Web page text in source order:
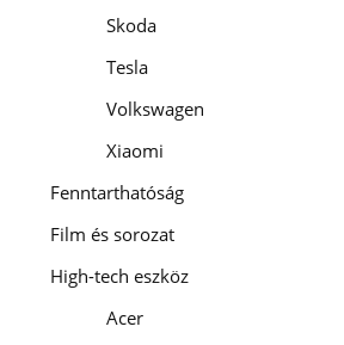
Skoda
Tesla
Volkswagen
Xiaomi
Fenntarthatóság
Film és sorozat
High-tech eszköz
Acer